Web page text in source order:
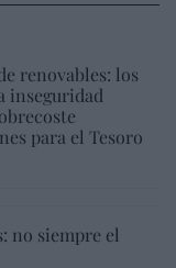
renovables: los
inseguridad
para el Tesoro
no siempre el